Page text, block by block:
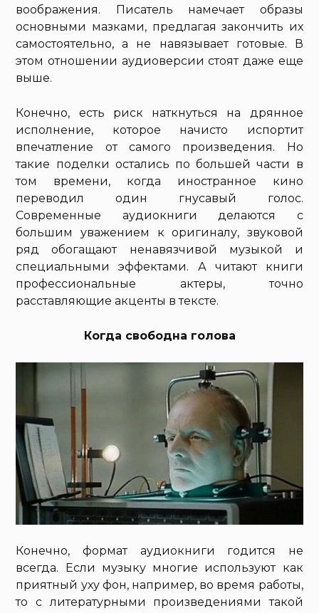
воображения. Писатель намечает образы
основными мазками, предлагая закончить их
самостоятельно, а не навязывает готовые. В
этом отношении аудиоверсии стоят даже еще
выше.
Конечно, есть риск наткнуться на дрянное
исполнение, которое начисто испортит
впечатление от самого произведения. Но
такие поделки остались по большей части в
том времени, когда иностранное кино
переводил один гнусавый голос.
Современные аудиокниги делаются с
большим уважением к оригиналу, звуковой
ряд обогащают ненавязчивой музыкой и
специальными эффектами. А читают книги
профессиональные актеры, точно
расставляющие акценты в тексте.
Когда свободна голова
Конечно, формат аудиокниги годится не
всегда. Если музыку многие используют как
приятный уху фон, например, во время работы,
то с литературными произведениями такой